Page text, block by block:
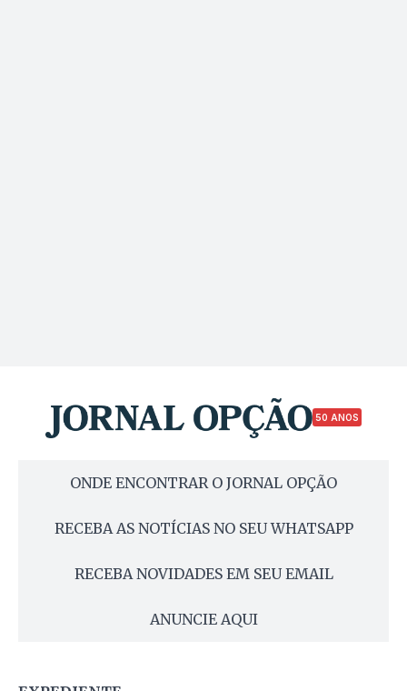
50 ANOS
ONDE ENCONTRAR O JORNAL OPÇÃO
RECEBA AS NOTÍCIAS NO SEU WHATSAPP
RECEBA NOVIDADES EM SEU EMAIL
ANUNCIE AQUI